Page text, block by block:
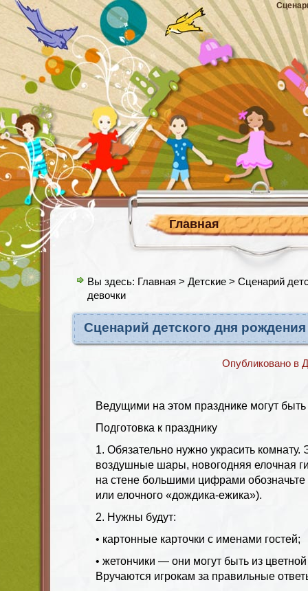
Главная
Вы здесь: Главная > Детские > Сценарий
девочки
Сценарий детского дня
Опубликовано в
Ведущими на этом празднике могут
Подготовка к празднику
1. Обязательно нужно украсить комнату.
воздушные шары, новогодняя елочная
на стене большими цифрами
или елочного «дождика-ежика»).
2. Нужны будут:
• картонные карточки с именами гостей;
• жетончики — они могут быть из
Вручаются игрокам за правильные